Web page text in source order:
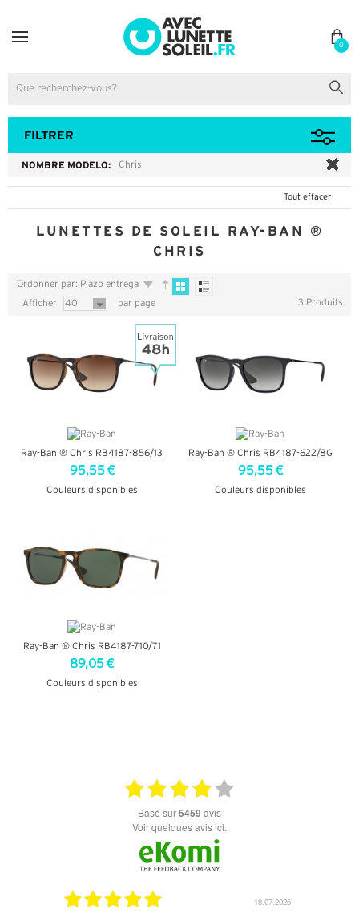
0
FILTRER
NOMBRE MODELO: Chris
Tout effacer
LUNETTES DE SOLEIL RAY-BAN ®
CHRIS
Ordonner par: Plazo entrega
Afficher 40 par page 3 Produits
Ray-Ban ® Chris RB4187-856/13
95,55 €
Couleurs disponibles
Ray-Ban ® Chris RB4187-622/8G
95,55 €
Couleurs disponibles
Ray-Ban ® Chris RB4187-710/71
89,05 €
Couleurs disponibles
basé sur5459 avis
Voir quelques avis ici.
18.07.2026